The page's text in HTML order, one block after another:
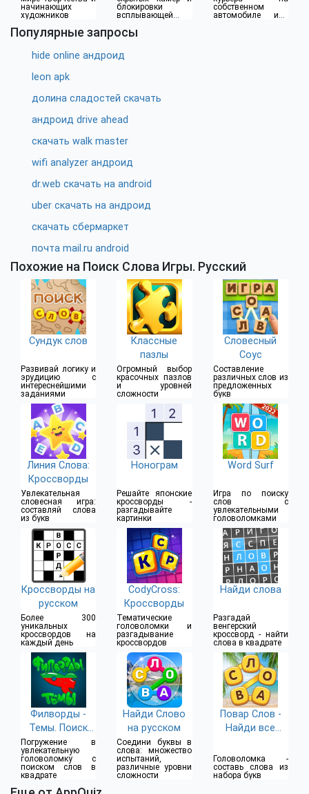
начинающих
художников
блокировки
всплывающей
собственном
автомобиле или
Популярные запросы
hide online андроид
leon apk
долина сладостей скачать
андроид drive ahead
скачать walk master
wifi analyzer андроид
dr.web скачать на android
uber скачать на андроид
скачать сбермаркет
почта mail.ru android
Похожие на Поиск Слова Игры. Pусский
Сундук слов
Развивай логику и
эрудицию с
интереснейшими
заданиями
Классные
пазлы
Огромный выбор
красочных пазлов
и уровней
сложности
Словесный
Соус
Составление
различных слов из
предложенных
букв
Линия Слова:
Кроссворды
Увлекательная
словесная игра:
составляй слова
из букв
Нонограм
Решайте японские
кроссворды -
разгадывайте
картинки
Word Surf
Игра по поиску
слов с
увлекательными
головоломками
Кроссворды на
русском
Более 300
уникальных
кроссвордов на
каждый день
CodyCross:
Кроссворды
Тематические
головоломки и
разгадывание
кроссвордов
Найди слова
Разгадай
венгерский
кроссворд - найти
слова в квадрате
Филворды -
Темы. Поиск
слов.
Погружение в
увлекательную
головоломку с
поиском слов в
квадрате
Найди Слово
на русском
Соедини буквы в
слова: множество
испытаний,
различные уровни
сложности
Повар Слов -
Найди все
Головоломка -
составь слова из
набора букв